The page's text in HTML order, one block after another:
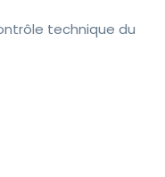
technique du